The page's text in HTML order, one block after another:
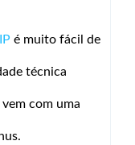
é muito fácil de
técnica
com uma